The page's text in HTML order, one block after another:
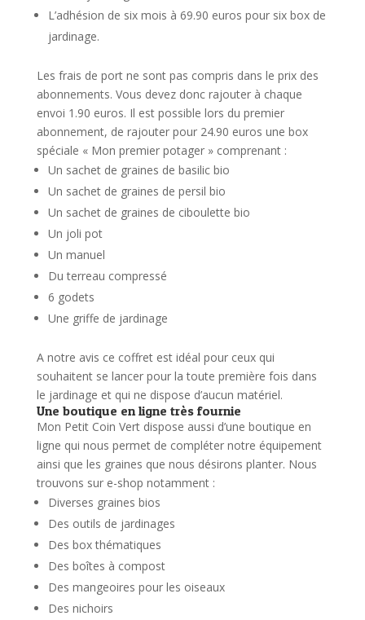
L’adhésion de six mois à 69.90 euros pour six box de
jardinage.
Les frais de port ne sont pas compris dans le prix des
abonnements. Vous devez donc rajouter à chaque
envoi 1.90 euros. Il est possible lors du premier
abonnement, de rajouter pour 24.90 euros une box
spéciale « Mon premier potager » comprenant :
Un sachet de graines de basilic bio
Un sachet de graines de persil bio
Un sachet de graines de ciboulette bio
Un joli pot
Un manuel
Du terreau compressé
6 godets
Une griffe de jardinage
A notre avis ce coffret est idéal pour ceux qui
souhaitent se lancer pour la toute première fois dans
le jardinage et qui ne dispose d’aucun matériel.
Une boutique en ligne très fournie
Mon Petit Coin Vert dispose aussi d’une boutique en
ligne qui nous permet de compléter notre équipement
ainsi que les graines que nous désirons planter. Nous
trouvons sur e-shop notamment :
Diverses graines bios
Des outils de jardinages
Des box thématiques
Des boîtes à compost
Des mangeoires pour les oiseaux
Des nichoirs